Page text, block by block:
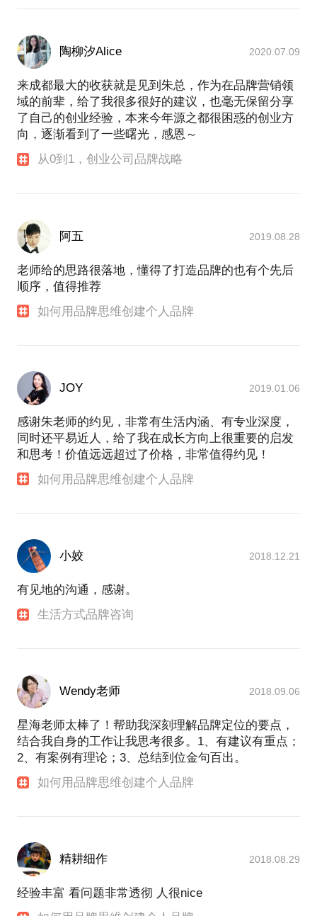
格、五彩藏乡、山水炉霍、（湖南）桂东高山黄桃；
其他品牌：四川人民出版社、四川省歌舞剧院、天府
新区第七小学、天府新区第八小学、天府新区香山小
学
2020年参与万科物业品牌升级，万科物业更名为万物
云，为万物云设计全新品牌标识。2022年，万物云在
港交所上市。
2021年起，在轻安雅集、明月远家开设“生活方式品牌
研习课”，学员多为全国各地的生活方式品牌创始人和
从业者。先后在中山大学、广东工业大学、暨南大
学、成都理工大学、四川师范大学开设品牌课或公开
陶柳汐Alice 2020.07.09
来成都最大的收获就是见到朱总，作为在品牌营销领
域的前辈，给了我很多很好的建议，也毫无保留分享
了自己的创业经验，本来今年源之都很困惑的创业方
向，逐渐看到了一些曙光，感恩～
从0到1，创业公司品牌战略
阿五 2019.08.28
老师给的思路很落地，懂得了打造品牌的也有个先后
顺序，值得推荐
如何用品牌思维创建个人品牌
JOY 2019.01.06
感谢朱老师的约见，非常有生活内涵、有专业深度，
同时还平易近人，给了我在成长方向上很重要的启发
和思考！价值远远超过了价格，非常值得约见！
如何用品牌思维创建个人品牌
小姣 2018.12.21
有见地的沟通，感谢。
生活方式品牌咨询
Wendy老师 2018.09.06
星海老师太棒了！帮助我深刻理解品牌定位的要点，
结合我自身的工作让我思考很多。1、有建议有重点；
2、有案例有理论；3、总结到位金句百出。
如何用品牌思维创建个人品牌
精耕细作 2018.08.29
经验丰富 看问题非常透彻 人很nice